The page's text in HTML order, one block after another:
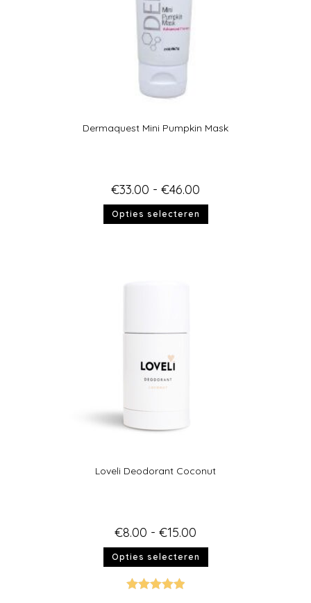
Dermaquest Mini Pumpkin Mask
€33.00 - €46.00
Opties selecteren
Loveli Deodorant Coconut
€8.00 - €15.00
Opties selecteren